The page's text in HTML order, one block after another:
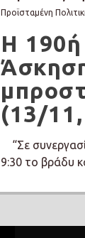
Προϊσταμένη
Η 190ή
(13/
“Σε
9:30 το βράδυ